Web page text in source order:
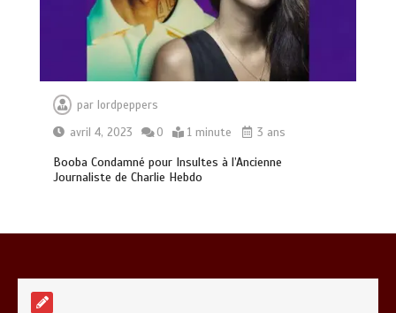
parlordpeppers
avril 4, 2023
0 1 minute 3 ans
Booba Condamné pour Insultes à l’Ancienne
Journaliste de Charlie Hebdo
Découvrez « You Are Time », le
nouveau titre d’Osinaël